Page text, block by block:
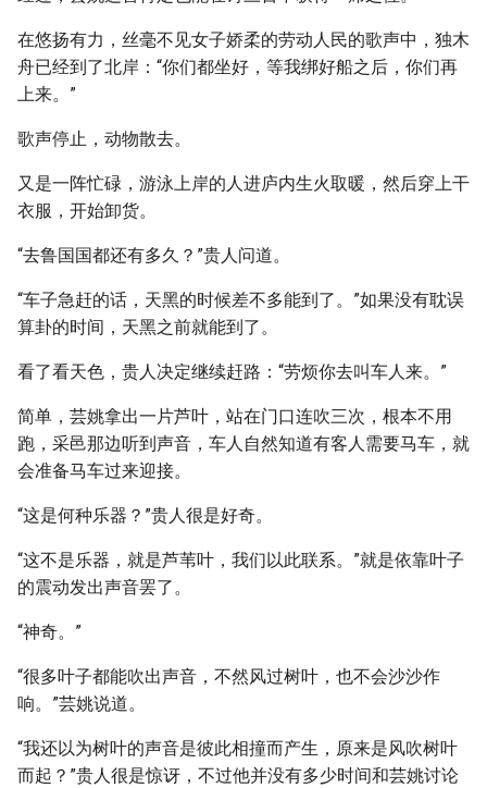
在悠扬有力，丝毫不见女子娇柔的劳动人民的歌声中，独木
舟已经到了北岸：“你们都坐好，等我绑好船之后，你们再
上来。”
歌声停止，动物散去。
又是一阵忙碌，游泳上岸的人进庐内生火取暖，然后穿上干
衣服，开始卸货。
“去鲁国国都还有多久？”贵人问道。
“车子急赶的话，天黑的时候差不多能到了。”如果没有耽误
算卦的时间，天黑之前就能到了。
看了看天色，贵人决定继续赶路：“劳烦你去叫车人来。”
简单，芸姚拿出一片芦叶，站在门口连吹三次，根本不用
跑，采邑那边听到声音，车人自然知道有客人需要马车，就
会准备马车过来迎接。
“这是何种乐器？”贵人很是好奇。
“这不是乐器，就是芦苇叶，我们以此联系。”就是依靠叶子
的震动发出声音罢了。
“神奇。”
“很多叶子都能吹出声音，不然风过树叶，也不会沙沙作
响。”芸姚说道。
“我还以为树叶的声音是彼此相撞而产生，原来是风吹树叶
而起？”贵人很是惊讶，不过他并没有多少时间和芸姚讨论